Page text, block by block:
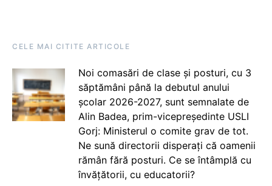
CELE MAI CITITE ARTICOLE
Noi comasări de clase și posturi, cu 3
săptămâni până la debutul anului
școlar 2026-2027, sunt semnalate de
Alin Badea, prim-vicepreședinte USLI
Gorj: Ministerul o comite grav de tot.
Ne sună directorii disperați că oamenii
rămân fără posturi. Ce se întâmplă cu
învățătorii, cu educatorii?